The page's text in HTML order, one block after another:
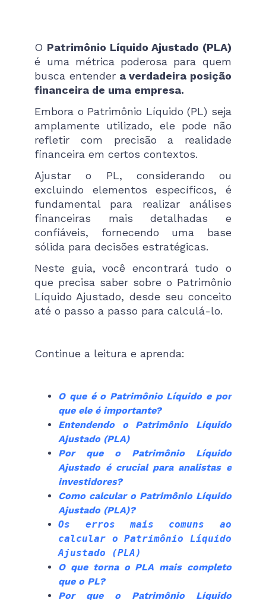
O Patrimônio Líquido Ajustado (PLA)
é uma métrica poderosa para quem
busca entendera verdadeira posição
financeira de uma empresa.
Embora o Patrimônio Líquido (PL) seja
amplamente utilizado, ele pode não
refletir com precisão a realidade
financeira em certos contextos.
Ajustar o PL, considerando ou
excluindo elementos específicos, é
fundamental para realizar análises
financeiras mais detalhadas e
confiáveis, fornecendo uma base
sólida para decisões estratégicas.
Neste guia, você encontrará tudo o
que precisa saber sobre o Patrimônio
Líquido Ajustado, desde seu conceito
até o passo a passo para calculá-lo.
Continue a leitura e aprenda:
O que é o Patrimônio Líquido e por
que ele é importante?
Entendendo o Patrimônio Líquido
Ajustado (PLA)
Por que o Patrimônio Líquido
Ajustado é crucial para analistas e
investidores?
Como calcular o Patrimônio Líquido
Ajustado (PLA)?
Os erros mais comuns ao
calcular o Patrimônio Líquido
Ajustado (PLA)
O que torna o PLA mais completo
que o PL?
Por que o Patrimônio Líquido